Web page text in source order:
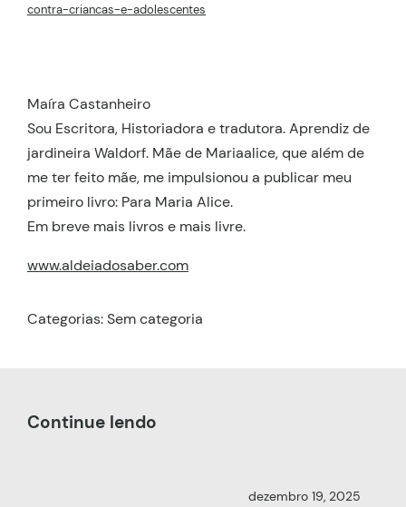
contra-criancas-e-adolescentes
Maíra Castanheiro
Sou Escritora, Historiadora e tradutora. Aprendiz de
jardineira Waldorf. Mãe de Mariaalice, que além de
me ter feito mãe, me impulsionou a publicar meu
primeiro livro: Para Maria Alice.
Em breve mais livros e mais livre.
www.aldeiadosaber.com
Categorias: Sem categoria
Continue lendo
dezembro 19, 2025